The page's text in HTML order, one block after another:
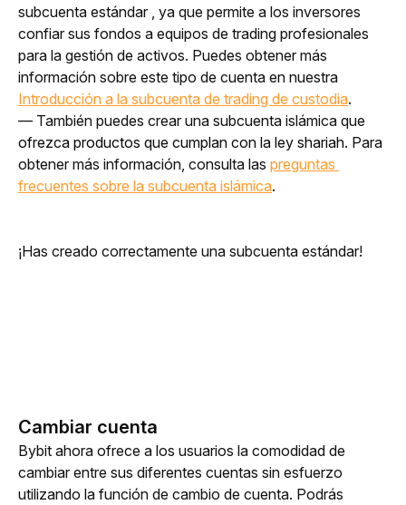
subcuenta estándar , ya que permite a los inversores
confiar sus fondos a equipos de trading profesionales
para la gestión de activos. Puedes obtener más
Introducción a la subcuenta de trading de custodia.
ofrezca productos que cumplan con la ley shariah. Para
obtener más información, consulta las preguntas
frecuentes sobre la subcuenta islámica.
¡Has creado correctamente una subcuenta estándar!
Cambiar cuenta
Bybit ahora ofrece a los usuarios la comodidad de
cambiar entre sus diferentes cuentas sin esfuerzo
utilizando la función de cambio de cuenta. Podrás